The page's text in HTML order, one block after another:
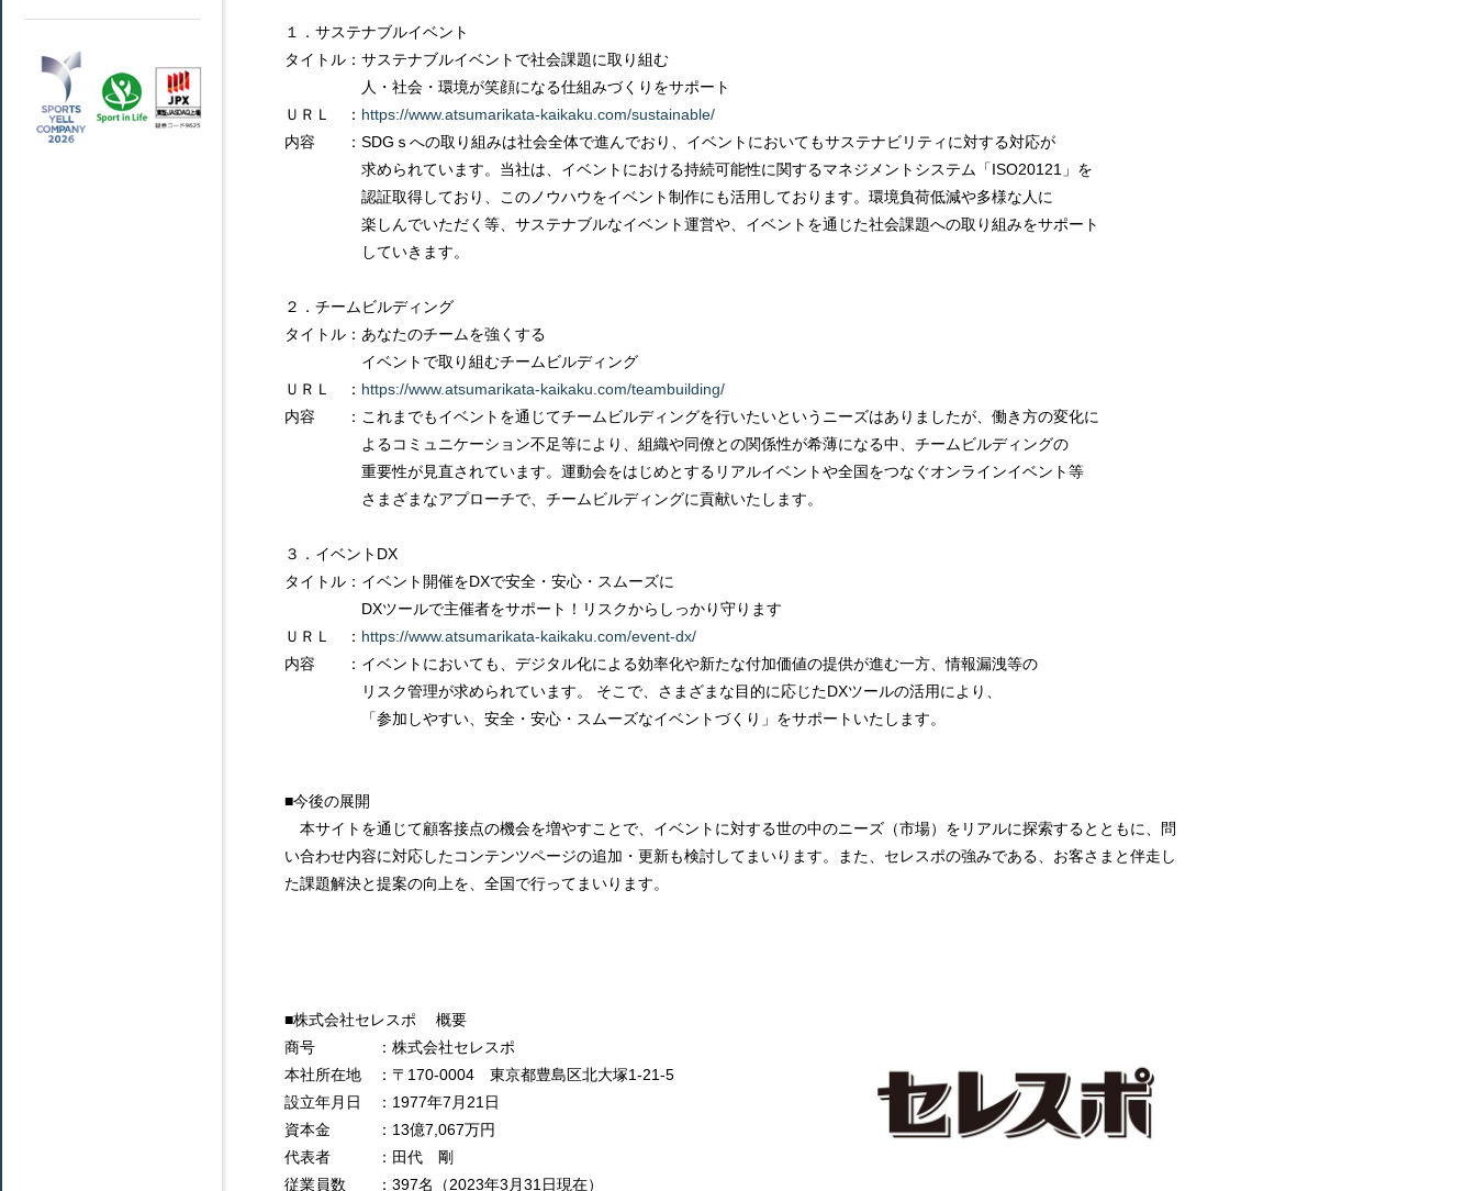
１．サステナブルイベント
タイトル：サステナブルイベントで社会課題に取り組む
人・社会・環境が笑顔になる仕組みづくりをサポート
ＵＲＬ ： https://www.atsumarikata-kaikaku.com/sustainable/
内容 ：SDGｓへの取り組みは社会全体で進んでおり、イベントにおいてもサステナビリティに対する対応が
求められています。当社は、イベントにおける持続可能性に関するマネジメントシステム「ISO20121」を
認証取得しており、このノウハウをイベント制作にも活用しております。環境負荷低減や多様な人に
楽しんでいただく等、サステナブルなイベント運営や、イベントを通じた社会課題への取り組みをサポート
していきます。
２．チームビルディング
タイトル：あなたのチームを強くする
イベントで取り組むチームビルディング
ＵＲＬ ： https://www.atsumarikata-kaikaku.com/teambuilding/
内容 ：これまでもイベントを通じてチームビルディングを行いたいというニーズはありましたが、働き方の変化に
よるコミュニケーション不足等により、組織や同僚との関係性が希薄になる中、チームビルディングの
重要性が見直されています。運動会をはじめとするリアルイベントや全国をつなぐオンラインイベント等
さまざまなアプローチで、チームビルディングに貢献いたします。
３．イベントDX
タイトル：イベント開催をDXで安全・安心・スムーズに
DXツールで主催者をサポート！リスクからしっかり守ります
ＵＲＬ ： https://www.atsumarikata-kaikaku.com/event-dx/
内容 ：イベントにおいても、デジタル化による効率化や新たな付加価値の提供が進む一方、情報漏洩等の
リスク管理が求められています。 そこで、さまざまな目的に応じたDXツールの活用により、
「参加しやすい、安全・安心・スムーズなイベントづくり」をサポートいたします。
■今後の展開
本サイトを通じて顧客接点の機会を増やすことで、イベントに対する世の中のニーズ（市場）をリアルに探索するとともに、問
い合わせ内容に対応したコンテンツページの追加・更新も検討してまいります。また、セレスポの強みである、お客さまと伴走し
た課題解決と提案の向上を、全国で行ってまいります。
■株式会社セレスポ 概要
商号 ：株式会社セレスポ
本社所在地 ：〒170-0004 東京都豊島区北大塚1-21-5
設立年月日 ：1977年7月21日
資本金 ：13億7,067万円
代表者 ：田代 剛
従業員数 ：397名（2023年3月31日現在）